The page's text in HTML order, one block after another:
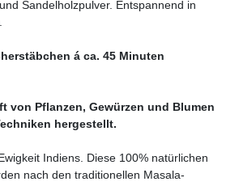
Sandelholzpulver. Entspannend in
á ca. 45 Minuten
von Pflanzen, Gewürzen und Blumen
hergestellt.
Indiens. Diese 100% natürlichen
nach den traditionellen Masala-